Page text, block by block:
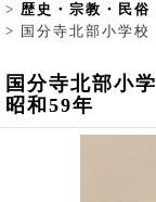
> 歴史・宗教・民俗
>
国分寺北部小学
国分寺北部小
昭和59年